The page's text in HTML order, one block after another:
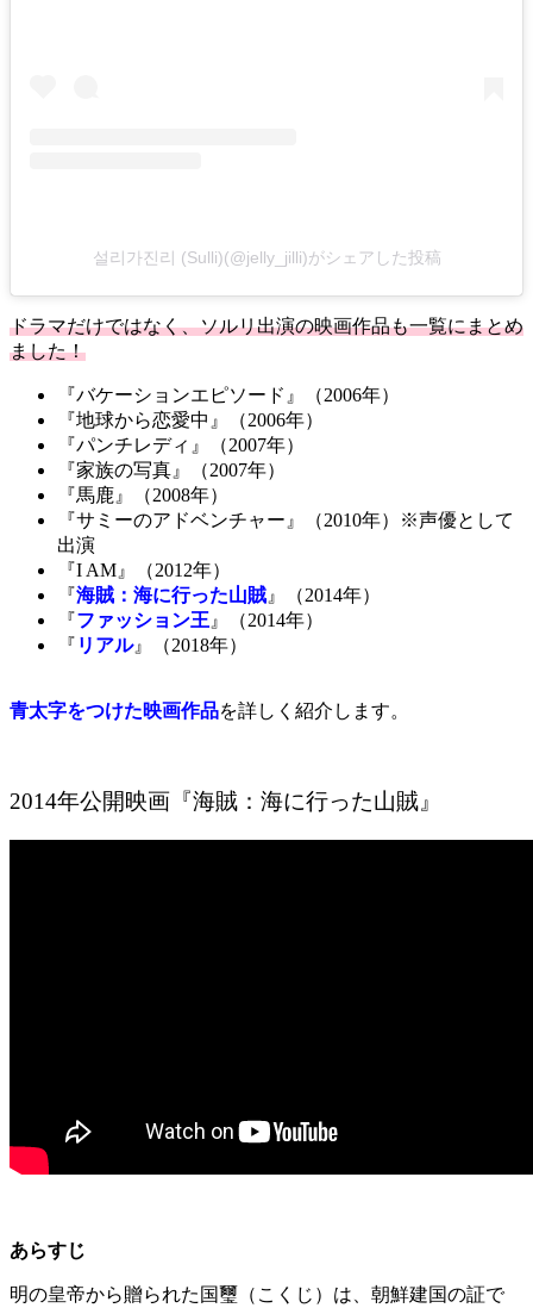
설리가진리 (Sulli)(@jelly_jilli)がシェアした投稿
ドラマだけではなく、ソルリ出演の映画作品も一覧にまとめ
ました！
『バケーションエピソード』（2006年）
『地球から恋愛中』（2006年）
『パンチレディ』（2007年）
『家族の写真』（2007年）
『馬鹿』（2008年）
『サミーのアドベンチャー』（2010年）※声優として
出演
『I AM』（2012年）
『海賊：海に行った山賊 』（2014年）
『ファッション王 』（2014年）
『 リアル』（2018年）
青太字をつけた映画作品を詳しく紹介します。
2014年公開映画『海賊：海に行った山賊』
あらすじ
明の皇帝から贈られた国璽（こくじ）は、 朝鮮建国の証で